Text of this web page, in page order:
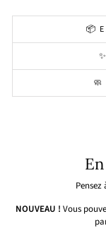
📦
🧼
Pensez
NOUVEAU ! Vous